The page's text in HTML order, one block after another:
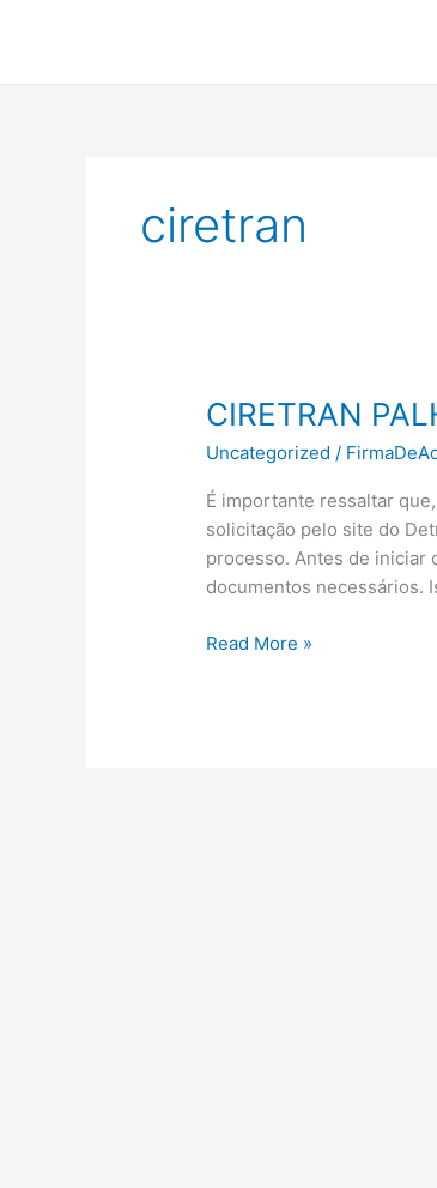
ciretran
CIRETRAN
Uncategorized /
É importante ressaltar
solicitação pelo site do
processo. Antes de iniciar
documentos necessários.
CIRETRAN
Read More »